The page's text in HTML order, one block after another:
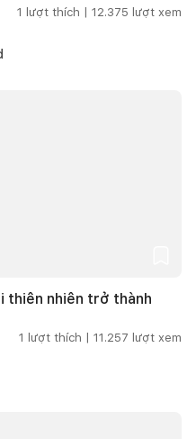
1 lượt thích | 12.375 lượt xem
thiên nhiên trở thành
1 lượt thích | 11.257 lượt xem